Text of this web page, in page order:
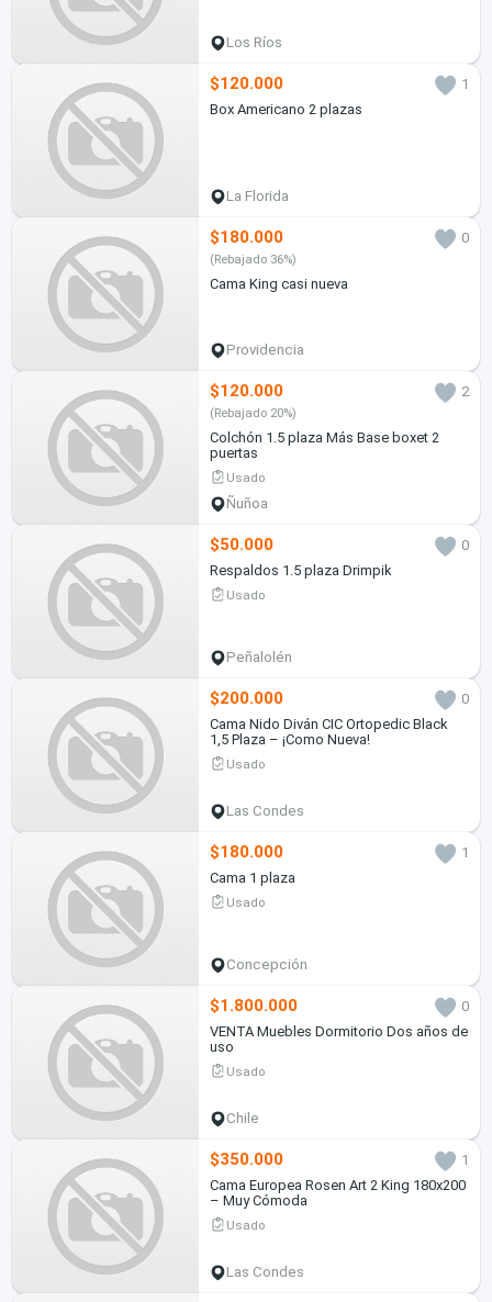
Los Ríos
$120.000
1
Box Americano 2 plazas
La Florida
$180.000 0
(Rebajado 36%)
Cama King casi nueva
Providencia
$120.000 2
(Rebajado 20%)
Colchón 1.5 plaza Más Base boxet 2
puertas
Usado
Ñuñoa
$50.000
0
Respaldos 1.5 plaza Drimpik
Usado
Peñalolén
$200.000
0
Cama Nido Diván CIC Ortopedic Black
1,5 Plaza – ¡Como Nueva!
Usado
Las Condes
$180.000
1
Cama 1 plaza
Usado
Concepción
$1.800.000
0
VENTA Muebles Dormitorio Dos años de
uso
Usado
Chile
$350.000
1
Cama Europea Rosen Art 2 King 180x200
– Muy Cómoda
Usado
Las Condes